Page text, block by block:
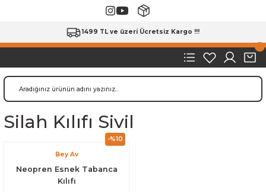
1499 TL ve üzeri Ücretsiz Kargo !!!
Silah Kılıfı Sivil
-%10
Bey Av
Neopren Esnek Tabanca
Kılıfı